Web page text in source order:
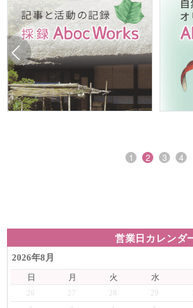
1 2 3 4
営業日カレンダ
2026年8月
日 月 火 水
26 27 28 29